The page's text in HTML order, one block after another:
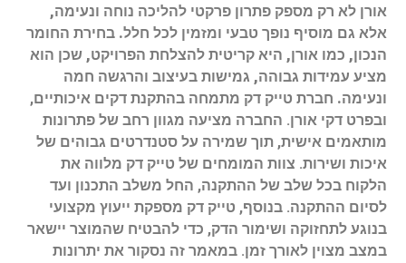
אורן לא רק מספק פתרון פרקטי להליכה נוחה ונעימה,
אלא גם מוסיף נופך טבעי ומזמין לכל חלל. בחירת החומר
הנכון, כמו אורן, היא קריטית להצלחת הפרויקט, שכן הוא
מציע עמידות גבוהה, גמישות בעיצוב והרגשה חמה
ונעימה. חברת טייק דק מתמחה בהתקנת דקים איכותיים,
ובפרט דקי אורן. החברה מציעה מגוון רחב של פתרונות
מותאמים אישית, תוך שמירה על סטנדרטים גבוהים של
איכות ושירות. צוות המומחים של טייק דק מלווה את
הלקוח בכל שלב של ההתקנה, החל משלב התכנון ועד
לסיום ההתקנה. בנוסף, טייק דק מספקת ייעוץ מקצועי
בנוגע לתחזוקה ושימור הדק, כדי להבטיח שהמוצר יישאר
במצב מצוין לאורך זמן. במאמר זה נסקור את יתרונות